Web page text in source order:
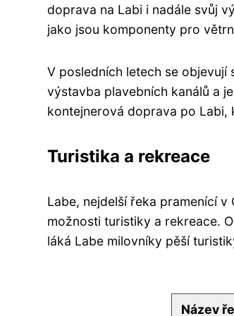
doprava na Labi i nadále svůj
jako jsou komponenty pro
V posledních letech se
výstavba plavebních kanálů a
kontejnerová doprava po
Turistika a rekreace
Labe, nejdelší řeka pramenící v
možnosti turistiky a rekreace.
láká Labe milovníky pěší
Název